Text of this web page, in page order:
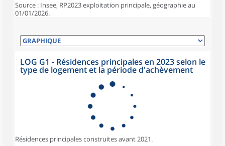
Source : Insee, RP2023 exploitation principale, géographie au
01/01/2026.
LOG G1 - Résidences principales en 2023 selon le
type de logement et la période d'achèvement
Résidences principales construites avant 2021.